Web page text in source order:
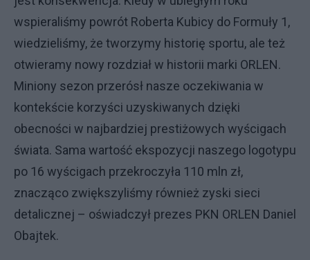
wspieraliśmy powrót Roberta Kubicy do Formuły 1,
wiedzieliśmy, że tworzymy historię sportu, ale też
otwieramy nowy rozdział w historii marki ORLEN.
Miniony sezon przerósł nasze oczekiwania w
kontekście korzyści uzyskiwanych dzięki
obecności w najbardziej prestiżowych wyścigach
świata. Sama wartość ekspozycji naszego logotypu
po 16 wyścigach przekroczyła 110 mln zł,
znacząco zwiększyliśmy również zyski sieci
detalicznej – oświadczył prezes PKN ORLEN Daniel
Obajtek.